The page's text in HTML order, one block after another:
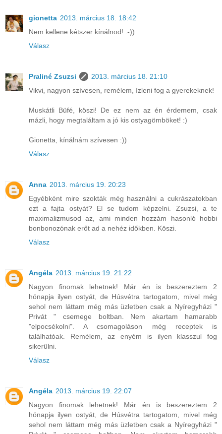
gionetta 2013. március 18. 18:42
Nem kellene kétszer kínálnod! :-))
Válasz
Praliné Zsuzsi
2013. március 18. 21:10
Vikvi, nagyon szívesen, remélem, ízleni fog a gyerekeknek!
Muskátli Büfé, köszi! De ez nem az én érdemem, csak
mázli, hogy megtaláltam a jó kis ostyagömböket! :)
Gionetta, kínálnám szívesen :))
Válasz
Anna 2013. március 19. 20:23
Egyébként mire szokták még használni a cukrászatokban
ezt a fajta ostyát? El se tudom képzelni. Zsuzsi, a te
maximalizmusod az, ami minden hozzám hasonló hobbi
bonbonozónak erőt ad a nehéz időkben. Köszi.
Válasz
Angéla 2013. március 19. 21:22
Nagyon finomak lehetnek! Már én is beszereztem 2
hónapja ilyen ostyát, de Húsvétra tartogatom, mivel még
sehol nem láttam még más üzletben csak a Nyíregyházi "
Privát " csemege boltban. Nem akartam hamarabb
"elpocsékolni". A csomagoláson még receptek is
találhatóak. Remélem, az enyém is ilyen klasszul fog
sikerülni.
Válasz
Angéla 2013. március 19. 22:07
Nagyon finomak lehetnek! Már én is beszereztem 2
hónapja ilyen ostyát, de Húsvétra tartogatom, mivel még
sehol nem láttam még más üzletben csak a Nyíregyházi "